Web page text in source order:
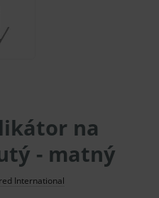
na
- matný
International